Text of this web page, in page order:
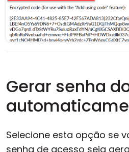
Gerar senha
Selecione esta opção se
senha de acesso seja